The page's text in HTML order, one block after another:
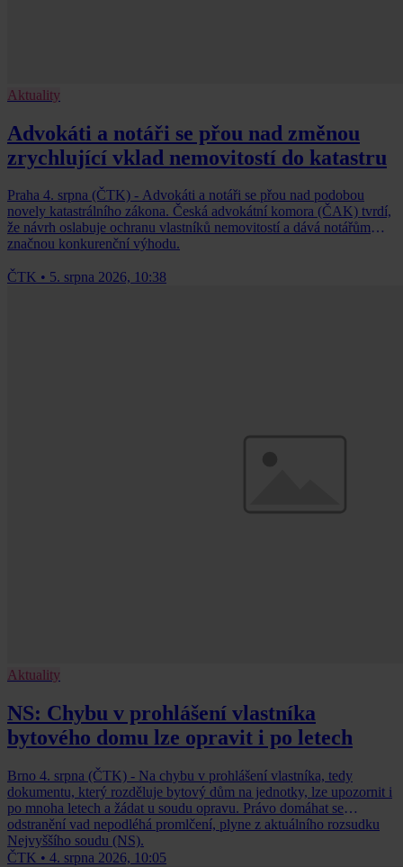
Aktuality
Advokáti a notáři se přou nad změnou
zrychlující vklad nemovitostí do katastru
Praha 4. srpna (ČTK) - Advokáti a notáři se přou nad podobou
novely katastrálního zákona. Česká advokátní komora (ČAK) tvrdí,
že návrh oslabuje ochranu vlastníků nemovitostí a dává notářům
značnou konkurenční výhodu.
ČTK • 5. srpna 2026, 10:38
Aktuality
NS: Chybu v prohlášení vlastníka
bytového domu lze opravit i po letech
Brno 4. srpna (ČTK) - Na chybu v prohlášení vlastníka, tedy
dokumentu, který rozděluje bytový dům na jednotky, lze upozornit i
po mnoha letech a žádat u soudu opravu. Právo domáhat se
odstranění vad nepodléhá promlčení, plyne z aktuálního rozsudku
Nejvyššího soudu (NS).
ČTK • 4. srpna 2026, 10:05